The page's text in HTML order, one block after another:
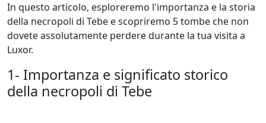
In questo articolo, esploreremo l'importanza e la storia
della necropoli di Tebe e scopriremo 5 tombe che non
dovete assolutamente perdere durante la tua visita a
Luxor.
1- Importanza e significato storico
della necropoli di Tebe